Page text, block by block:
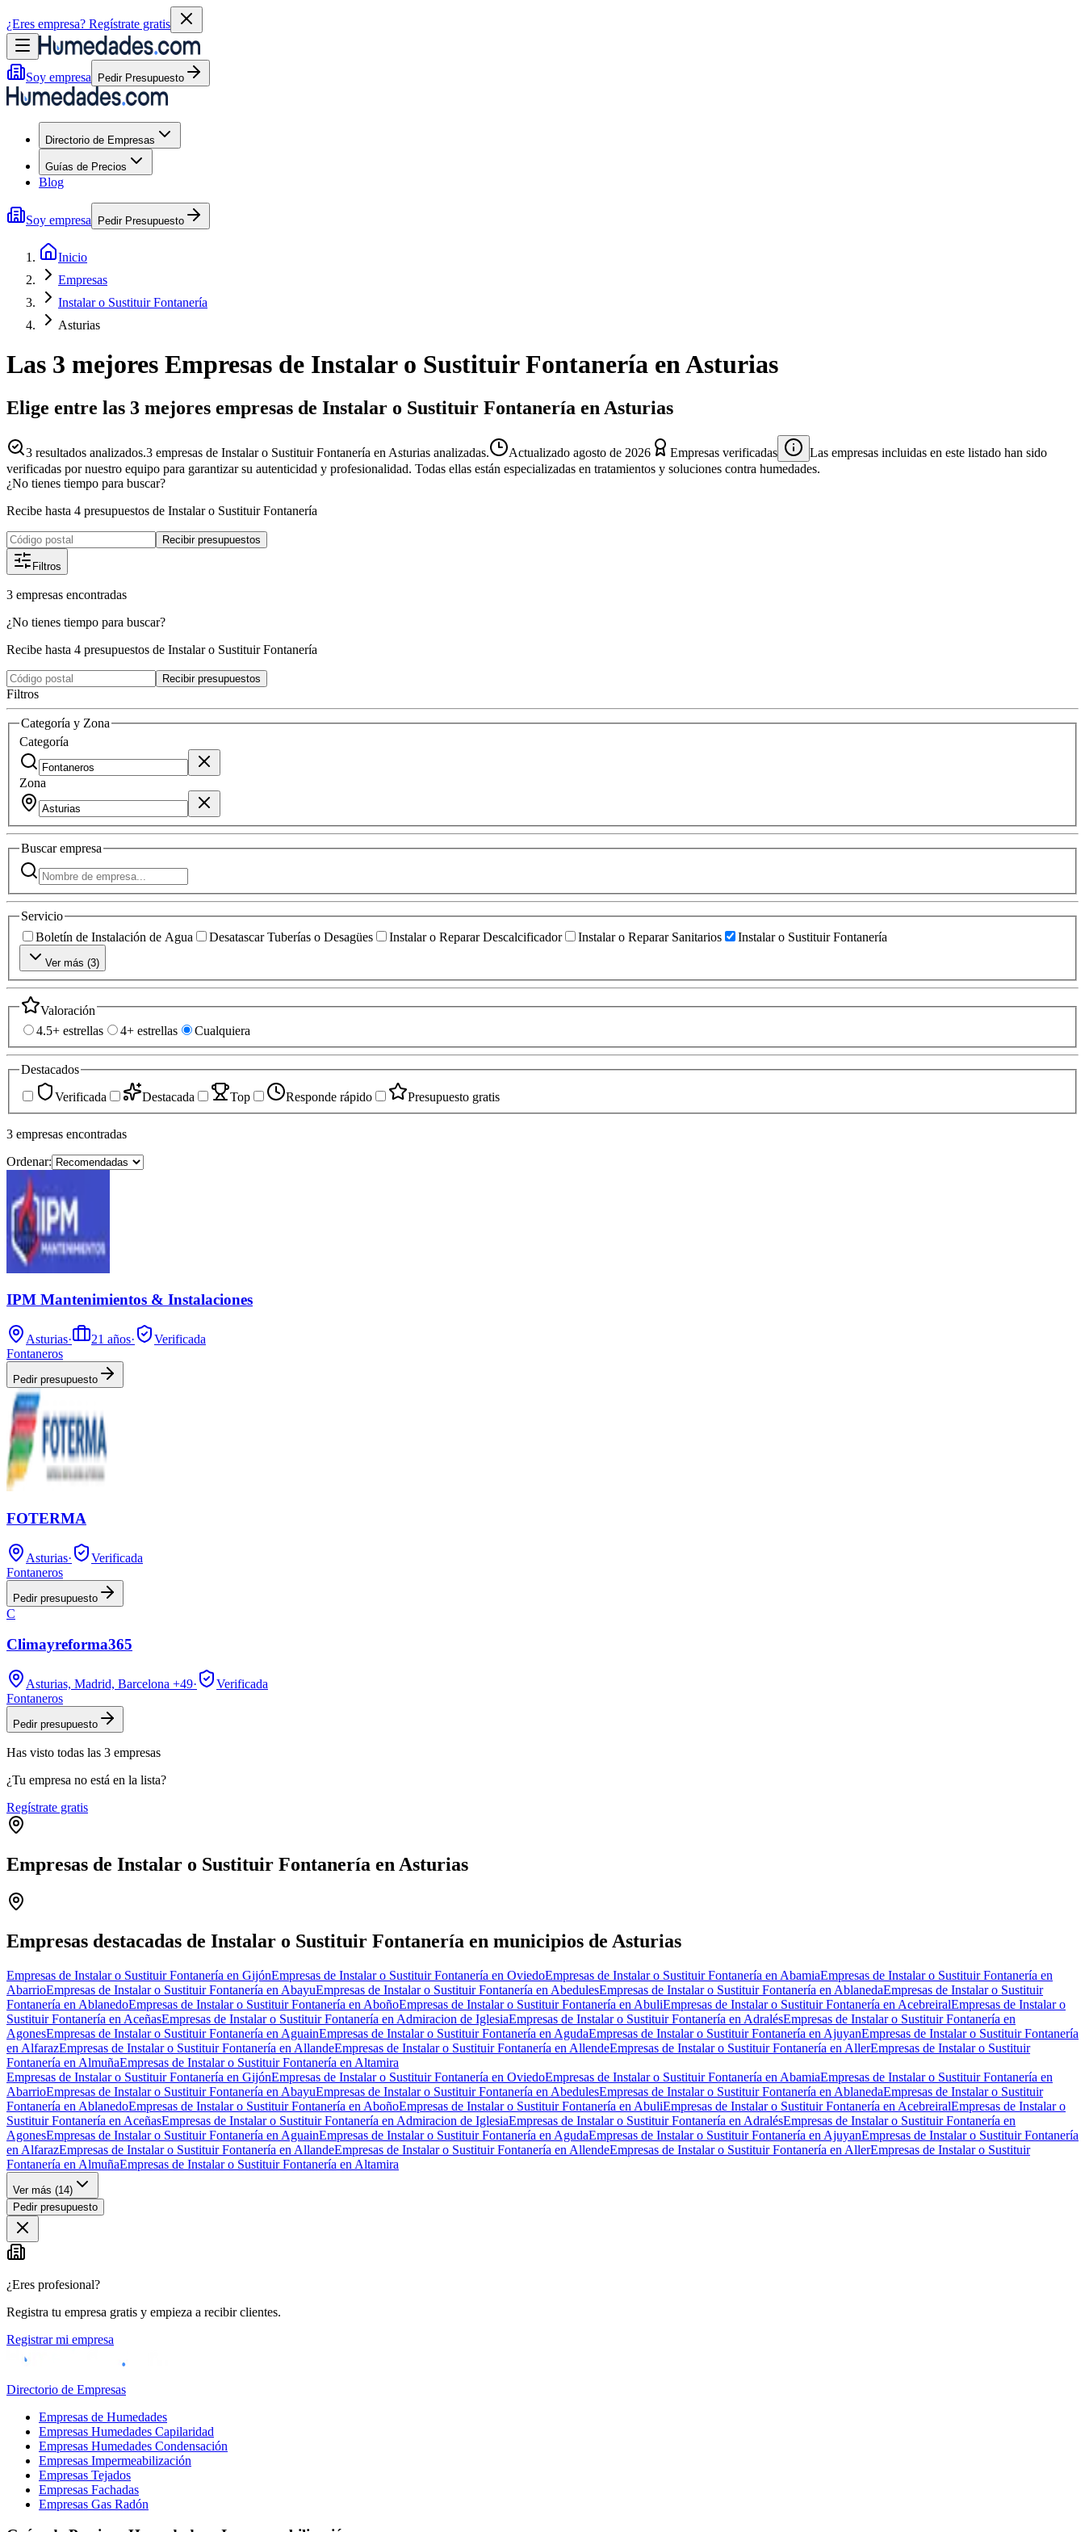
¿Eres empresa? Regístrate gratis
Soy empresa Pedir Presupuesto
Directorio de Empresas
Guías de Precios
Blog
Soy empresa Pedir Presupuesto
Inicio
Empresas
Instalar o Sustituir Fontanería
Asturias
Las 3 mejores Empresas de Instalar o Sustituir Fontanería enAsturias
Elige entre las 3 mejores empresas de Instalar o Sustituir Fontanería en Asturias
3 resultados analizados.3 empresas de Instalar o Sustituir Fontanería en Asturias analizadas. Actualizado agosto de 2026 Empresas verificadas
Las empresas incluidas en este listado han sido
verificadas por nuestro equipo para garantizar su autenticidad y profesionalidad. Todas ellas están especializadas en tratamientos y soluciones contra humedades.
¿No tienes tiempo para buscar?
Recibe hasta 4 presupuestos de Instalar o Sustituir Fontanería
Recibir presupuestos
Filtros
3 empresas encontradas
¿No tienes tiempo para buscar?
Recibe hasta 4 presupuestos de Instalar o Sustituir Fontanería
Recibir presupuestos
Filtros
Categoría y Zona
Categoría
Zona
Buscarempresa
Servicio
Boletín de Instalación de Agua
Desatascar Tuberías o Desagües Instalar o Reparar Descalcificador Instalar o Reparar Sanitarios Instalar o Sustituir Fontanería
Ver más (3)
Valoración
4.5+ estrellas
4+ estrellas Cualquiera
Destacados
Verificada
Destacada Top Responde rápido Presupuesto gratis
3 empresas encontradas
Ordenar:
IPM Mantenimientos & Instalaciones
Asturias· 21 años·
Verificada
Fontaneros
Pedir presupuesto
FOTERMA
Asturias·
Verificada
Fontaneros
Pedir presupuesto
C
Climayreforma365
Asturias, Madrid, Barcelona +49·
Verificada
Fontaneros
Pedir presupuesto
Has visto todas las 3 empresas
¿Tu empresa no está en la lista?
Regístrate gratis
Empresas de Instalar o Sustituir Fontanería en Asturias
−
Empresas destacadas de Instalar o Sustituir Fontanería en municipios de Asturias
Empresas de Instalar o Sustituir Fontanería en GijónEmpresas de Instalar o Sustituir Fontanería en OviedoEmpresas de Instalar o Sustituir Fontanería en AbamiaEmpresas de Instalar o Sustituir Fontanería en
AbarrioEmpresas de Instalar o Sustituir Fontanería en AbayuEmpresas de Instalar o Sustituir Fontanería en AbedulesEmpresas de Instalar o Sustituir Fontanería en AblanedaEmpresas de Instalar o Sustituir
Fontanería en AblanedoEmpresas de Instalar o Sustituir Fontanería en AboñoEmpresas de Instalar o Sustituir Fontanería en AbuliEmpresas de Instalar o Sustituir Fontanería en AcebreiralEmpresas de Instalar o
Sustituir Fontanería en AceñasEmpresas de Instalar o Sustituir Fontanería en Admiracion de IglesiaEmpresas de Instalar o Sustituir Fontanería en AdralésEmpresas de Instalar o Sustituir Fontanería en
AgonesEmpresas de Instalar o Sustituir Fontanería en AguainEmpresas de Instalar o Sustituir Fontanería en AgudaEmpresas de Instalar o Sustituir Fontanería en AjuyanEmpresas de Instalar o Sustituir Fontanería
en AlfarazEmpresas de Instalar o Sustituir Fontanería en AllandeEmpresas de Instalar o Sustituir Fontanería en AllendeEmpresas de Instalar o Sustituir Fontanería en AllerEmpresas de Instalar o Sustituir
Fontanería en AlmuñaEmpresas de Instalar o Sustituir Fontanería en Altamira
Empresas de Instalar o Sustituir Fontanería en GijónEmpresas de Instalar o Sustituir Fontanería en OviedoEmpresas de Instalar o Sustituir Fontanería en AbamiaEmpresas de Instalar o Sustituir Fontanería en
AbarrioEmpresas de Instalar o Sustituir Fontanería en AbayuEmpresas de Instalar o Sustituir Fontanería en AbedulesEmpresas de Instalar o Sustituir Fontanería en AblanedaEmpresas de Instalar o Sustituir
Fontanería en AblanedoEmpresas de Instalar o Sustituir Fontanería en AboñoEmpresas de Instalar o Sustituir Fontanería en AbuliEmpresas de Instalar o Sustituir Fontanería en AcebreiralEmpresas de Instalar o
Sustituir Fontanería en AceñasEmpresas de Instalar o Sustituir Fontanería en Admiracion de IglesiaEmpresas de Instalar o Sustituir Fontanería en AdralésEmpresas de Instalar o Sustituir Fontanería en
AgonesEmpresas de Instalar o Sustituir Fontanería en AguainEmpresas de Instalar o Sustituir Fontanería en AgudaEmpresas de Instalar o Sustituir Fontanería en AjuyanEmpresas de Instalar o Sustituir Fontanería
en AlfarazEmpresas de Instalar o Sustituir Fontanería en AllandeEmpresas de Instalar o Sustituir Fontanería en AllendeEmpresas de Instalar o Sustituir Fontanería en AllerEmpresas de Instalar o Sustituir
Fontanería en AlmuñaEmpresas de Instalar o Sustituir Fontanería en Altamira
Ver más (14)
Pedir presupuesto
¿Eres profesional?
Registra tu empresa gratis y empieza a recibir clientes.
Registrar mi empresa
Directorio de Empresas
Empresas de Humedades
Empresas Humedades Capilaridad
Empresas Humedades Condensación
Empresas Impermeabilización
Empresas Tejados
Empresas Fachadas
Empresas Gas Radón